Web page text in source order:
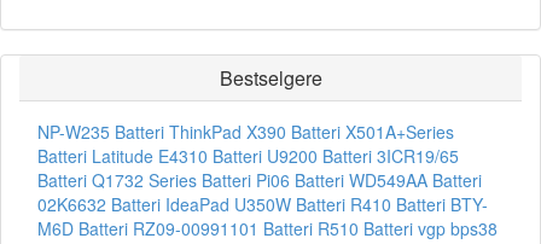
Bestselgere
NP-W235 Batteri ThinkPad X390 Batteri X501A+Series
Batteri Latitude E4310 Batteri U9200 Batteri 3ICR19/65
Batteri Q1732 Series Batteri Pi06 Batteri WD549AA Batteri
02K6632 Batteri IdeaPad U350W Batteri R410 Batteri BTY-
M6D Batteri RZ09-00991101 Batteri R510 Batteri vgp bps38